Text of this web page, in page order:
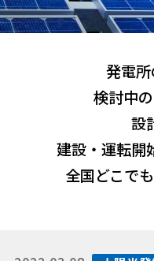
発電
検討中
設
建設・運転開
全国どこで